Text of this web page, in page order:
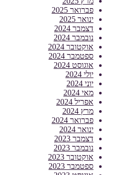
פברואר 2025
ינואר 2025
דצמבר 2024
נובמבר 2024
אוקטובר 2024
ספטמבר 2024
אוגוסט 2024
יולי 2024
יוני 2024
מאי 2024
אפריל 2024
מרץ 2024
פברואר 2024
ינואר 2024
דצמבר 2023
נובמבר 2023
אוקטובר 2023
ספטמבר 2023